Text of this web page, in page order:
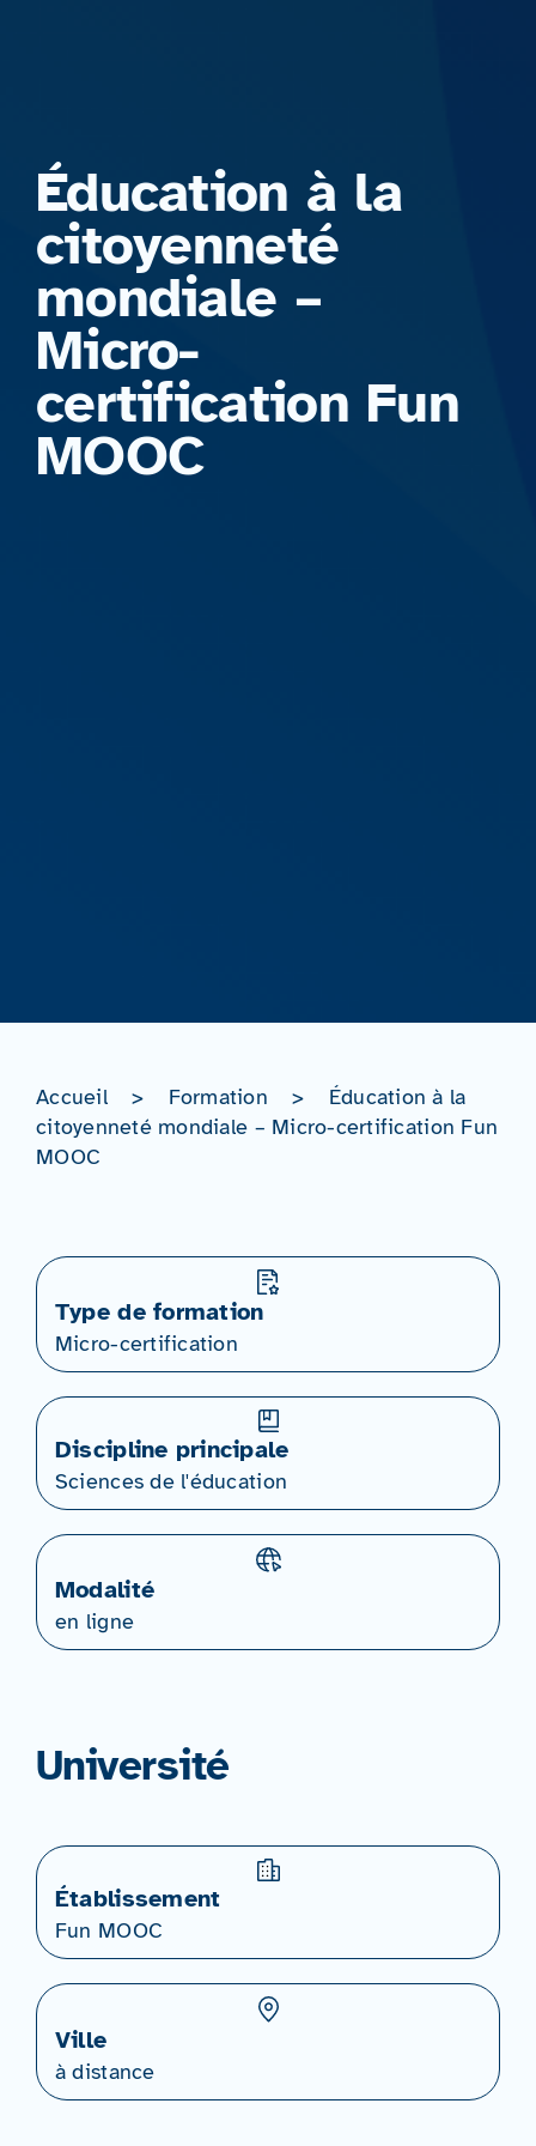
Éducation à la
citoyenneté
mondiale –
Micro-
certification Fun
MOOC
Accueil > Formation >
Éducation à la
citoyenneté mondiale – Micro-certification Fun
MOOC
Type de formation
Micro-certification
Discipline principale
Sciences de l'éducation
Modalité
en ligne
Université
Établissement
Fun MOOC
Ville
à distance